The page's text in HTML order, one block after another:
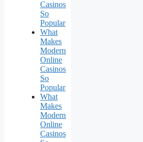
Casinos
So
Popular
What
Makes
Modern
Online
Casinos
So
Popular
What
Makes
Modern
Online
Casinos